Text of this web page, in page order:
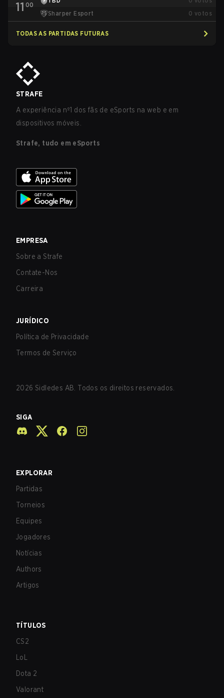
11 00
Sharper Esport
0 votos
TODAS AS PARTIDAS FUTURAS
STRAFE
A experiência nº1 dos fãs de eSports na web e em
dispositivos móveis.
Strafe, tudo em eSports
EMPRESA
Sobre a Strafe
Contate-Nos
Carreira
JURÍDICO
Política de Privacidade
Termos de Serviço
2026 Sidledes AB. Todos os direitos reservados.
SIGA
EXPLORAR
Partidas
Torneios
Equipes
Jogadores
Notícias
Authors
Artigos
TÍTULOS
CS2
LoL
Dota 2
Valorant